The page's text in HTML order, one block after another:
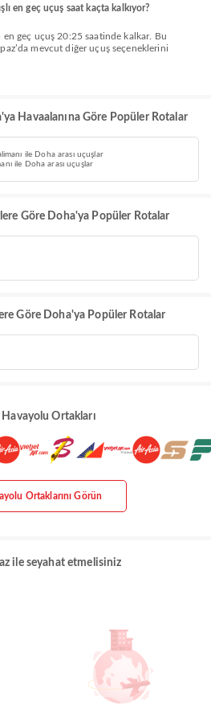
en geç uçuş saat kaçta kalkıyor?
mevcut diğer uçuş seçeneklerini
Havaalanına Göre Popüler Rotalar
ile Doha arası uçuşlar
ile Doha arası uçuşlar
Göre Doha'ya Popüler Rotalar
Göre Doha'ya Popüler Rotalar
Ortakları
Ortaklarını Görün
ile seyahat etmelisiniz